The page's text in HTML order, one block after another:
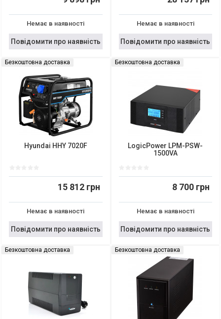
Немає в наявності
Повідомити про наявність
Немає в наявності
Повідомити про наявність
Безкоштовна доставка
Hyundai HHY 7020F
15 812 грн
Немає в наявності
Повідомити про наявність
Безкоштовна доставка
LogicPower LPM-PSW-
1500VA
8 700 грн
Немає в наявності
Повідомити про наявність
Безкоштовна доставка Безкоштовна доставка